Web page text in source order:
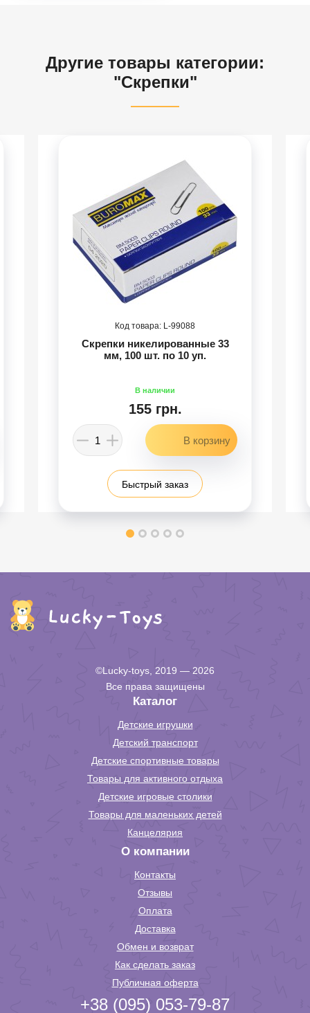
Другие товары категории:
"Скрепки"
99088
Скрепки никелированные 33
мм, 100 шт. по 10 уп.
155 грн.
Быстрый заказ
©Lucky-toys, 2019 — 2026
Все права защищены
Каталог
Детские игрушки
Детский транспорт
Детские спортивные товары
Товары для активного отдыха
Детские игровые столики
Товары для маленьких детей
Канцелярия
О компании
Контакты
Отзывы
Оплата
Доставка
Обмен и возврат
Как сделать заказ
Публичная оферта
+38 (095) 053-79-87